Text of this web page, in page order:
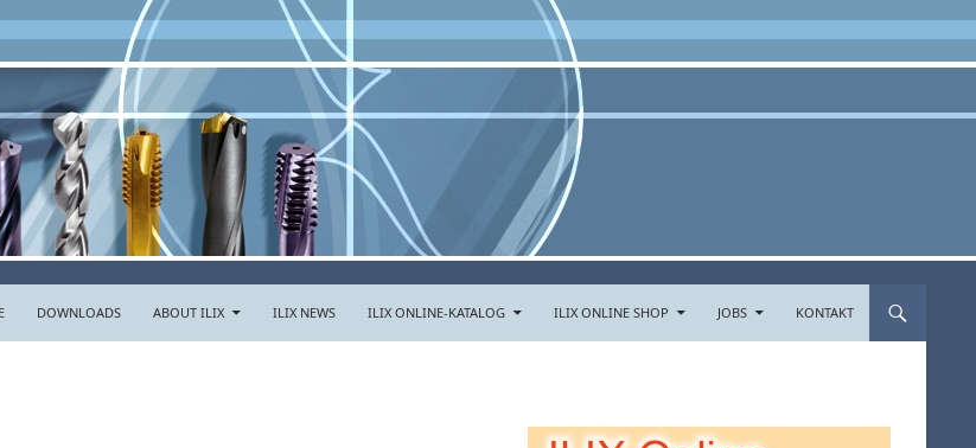
DOWNLOADS ABOUT ILIX ILIX NEWS ILIX ONLINE-KATALOG ILIX ONLINE SHOP JOBS KONTAKT